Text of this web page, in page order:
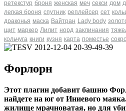
ретекстур броня женская меч секси дом
легкая броня спутник реплейсер сет
драконья маска Вайтран Lady body
щит маркер Лилит норд заклинания
кольчуга книги кузня карта поместье
Форлорн
Этот плагин добавит башню
найдете на юг от Иниевого
жилище мрачноватая, но для